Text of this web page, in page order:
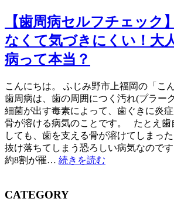
【歯周病セルフチェック
なくて気づきにくい！大
病って本当？
こんにちは。 ふじみ野市上福岡の「こ
歯周病は、歯の周囲につく汚れ(プラー
細菌が出す毒素によって、歯ぐきに炎
骨が溶ける病気のことです。 たとえ歯
しても、歯を支える骨が溶けてしまっ
抜け落ちてしまう恐ろしい病気なので
約8割が罹… 続きを読む
CATEGORY